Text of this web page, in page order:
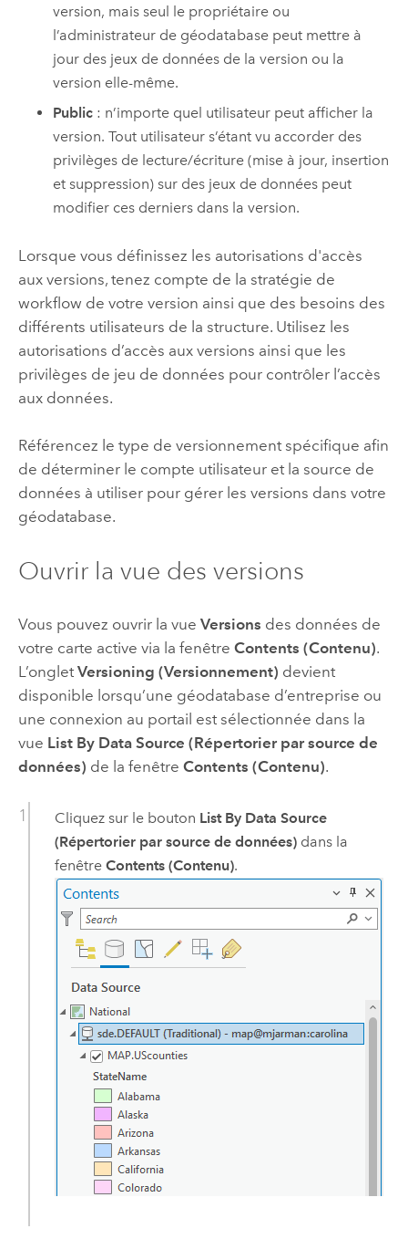
version, mais seul le propriétaire ou
l’administrateur de géodatabase peut mettre à
jour des jeux de données de la version ou la
version elle-même.
Public : n’importe quel utilisateur peut afficher la
version. Tout utilisateur s’étant vu accorder des
privilèges de lecture/écriture (mise à jour, insertion
et suppression) sur des jeux de données peut
modifier ces derniers dans la version.
Lorsque vous définissez les autorisations d'accès
aux versions, tenez compte de la stratégie de
workflow de votre version ainsi que des besoins des
différents utilisateurs de la structure. Utilisez les
autorisations d’accès aux versions ainsi que les
privilèges de jeu de données pour contrôler l’accès
aux données.
Référencez le type de versionnement spécifique afin
de déterminer le compte utilisateur et la source de
données à utiliser pour gérer les versions dans votre
géodatabase.
Ouvrir la vue des versions
Vous pouvez ouvrir la vue Versions des données de
votre carte active via la fenêtre Contents (Contenu).
L’onglet Versioning (Versionnement) devient
disponible lorsqu’une géodatabase d’entreprise ou
une connexion au portail est sélectionnée dans la
vue List By Data Source (Répertorier par source de
données) de la fenêtre Contents (Contenu).
Cliquez sur le bouton List By Data Source
(Répertorier par source de données)dans la
fenêtre Contents (Contenu).